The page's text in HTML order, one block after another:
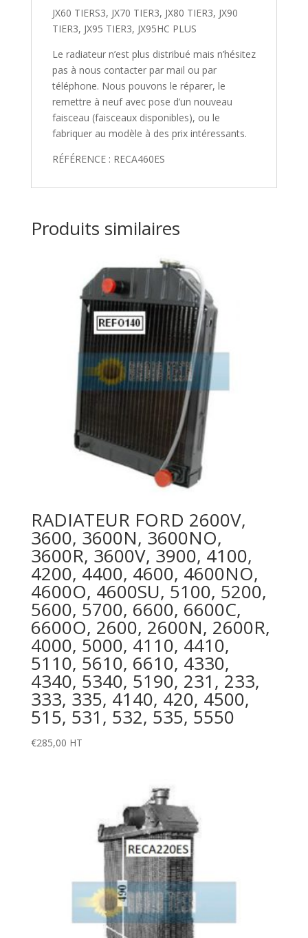
JX60 TIERS3, JX70 TIER3, JX80 TIER3, JX90
TIER3, JX95 TIER3, JX95HC PLUS
Le radiateur n’est plus distribué mais n’hésitez
pas à nous contacter par mail ou par
téléphone. Nous pouvons le réparer, le
remettre à neuf avec pose d’un nouveau
faisceau (faisceaux disponibles), ou le
fabriquer au modèle à des prix intéressants.
RÉFÉRENCE : RECA460ES
Produits similaires
RADIATEUR FORD 2600V,
3600, 3600N, 3600NO,
3600R, 3600V, 3900, 4100,
4200, 4400, 4600, 4600NO,
4600O, 4600SU, 5100, 5200,
5600, 5700, 6600, 6600C,
6600O, 2600, 2600N, 2600R,
4000, 5000, 4110, 4410,
5110, 5610, 6610, 4330,
4340, 5340, 5190, 231, 233,
333, 335, 4140, 420, 4500,
515, 531, 532, 535, 5550
€285,00 HT